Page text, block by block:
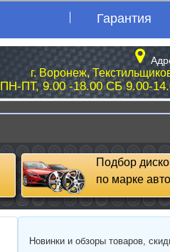
Гарантия
г. Воронеж,
ПН-ПТ, 9.00 -18.00 СБ 9.00-
Подбор
по марке авто
Новинки и обзоры товаров,